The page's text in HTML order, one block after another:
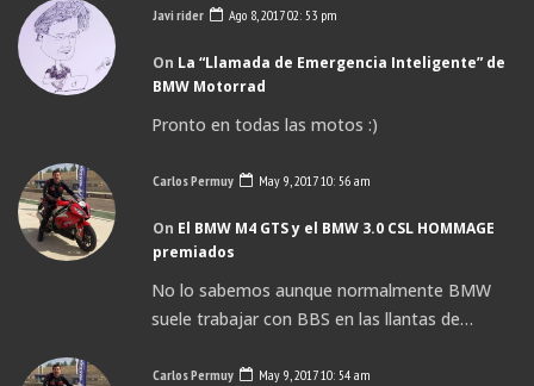
Javi rider Ago 8, 2017 02: 53 pm
On La “Llamada de Emergencia Inteligente” de
BMW Motorrad
Pronto en todas las motos :)
Carlos Permuy May 9, 2017 10: 56 am
On El BMW M4 GTS y el BMW 3.0 CSL HOMMAGE
premiados
No lo sabemos aunque normalmente BMW
suele trabajar con BBS en las llantas de…
Carlos Permuy May 9, 2017 10: 54 am